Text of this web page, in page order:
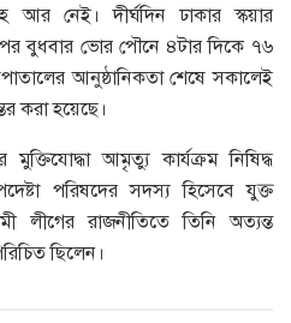
নেই। দীর্ঘদিন ঢাকার স্কয়ার
পর বুধবার ভোর পৌনে ৪টার দিকে ৭৬
আনুষ্ঠানিকতা শেষে সকালেই
করা হয়েছে।
আমৃত্যু কার্যক্রম নিষিদ্ধ
পরিষদের সদস্য হিসেবে যুক্ত
লীগের রাজনীতিতে তিনি অত্যন্ত
ছিলেন।